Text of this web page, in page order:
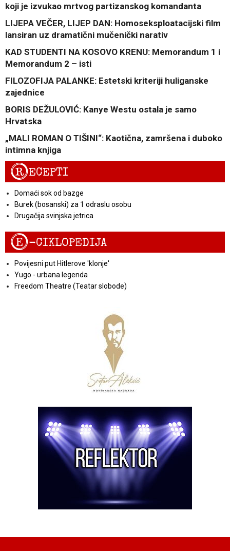
koji je izvukao mrtvog partizanskog komandanta
LIJEPA VEČER, LIJEP DAN: Homoseksploatacijski film
lansiran uz dramatični mučenički narativ
KAD STUDENTI NA KOSOVO KRENU: Memorandum 1 i
Memorandum 2 – isti
FILOZOFIJA PALANKE: Estetski kriteriji huliganske
zajednice
BORIS DEŽULOVIĆ: Kanye Westu ostala je samo
Hrvatska
„MALI ROMAN O TIŠINI“: Kaotična, zamršena i duboko
intimna knjiga
RECEPTI
Domaći sok od bazge
Burek (bosanski) za 1 odraslu osobu
Drugačija svinjska jetrica
E-CIKLOPEDIJA
Povijesni put Hitlerove 'klonje'
Yugo - urbana legenda
Freedom Theatre (Teatar slobode)